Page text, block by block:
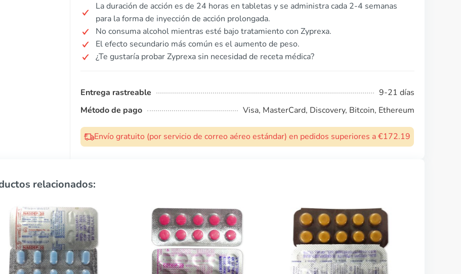
La duración de acción es de 24 horas en tabletas y se administra cada 2-4 semanas
para la forma de inyección de acción prolongada.
No consuma alcohol mientras esté bajo tratamiento con Zyprexa.
El efecto secundario más común es el aumento de peso.
¿Te gustaría probar Zyprexa sin necesidad de receta médica?
Entrega rastreable
9-21 días
Método de pago
Visa, MasterCard, Discovery, Bitcoin, Ethereum
Envío gratuito (por servicio de correo aéreo estándar) en pedidos superiores a €172.19
relacionados: